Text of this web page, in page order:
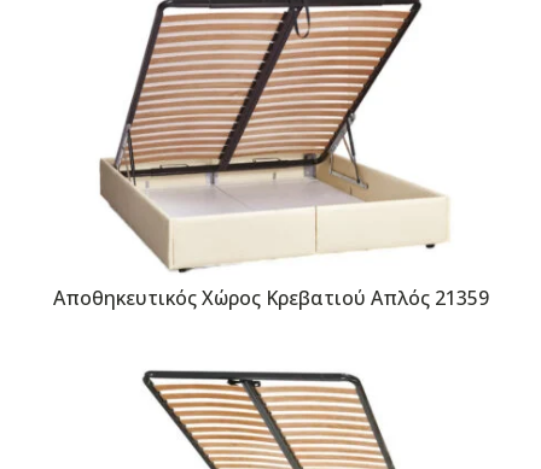
Αποθηκευτικός Χώρος Κρεβατιού Απλός 21359